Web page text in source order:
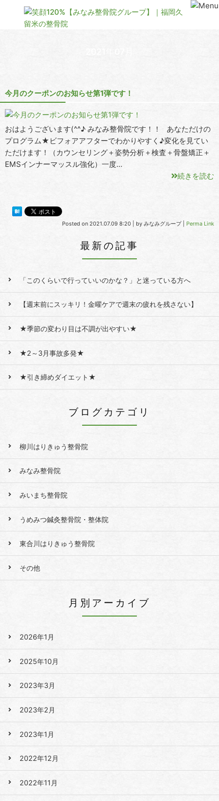
今月のクーポンのお知らせ第1弾です！
おはようございます(^^♪ みなみ整骨院です！！ あなただけの
プログラム★ビフォアアフターでわかりやすく♪変化を見てい
ただけます！（カウンセリング＋姿勢分析＋検査＋骨盤矯正＋
EMSインナーマッスル強化）一度…
続きを読む
Posted on 2021.07.09 8:20 by みなみグループ| Perma Link
最新の記事
「このくらいで行っていいのかな？」と迷っている方へ
【週末前にスッキリ！金曜ケアで週末の疲れを残さない】
★季節の変わり目は不調が出やすい★
★2～3月事故多発★
★引き締めダイエット★
ブログカテゴリ
柳川はりきゅう整骨院
みなみ整骨院
みいまち整骨院
うめみつ鍼灸整骨院・整体院
東合川はりきゅう整骨院
その他
月別アーカイブ
2026年1月
2025年10月
2023年3月
2023年2月
2023年1月
2022年12月
2022年11月